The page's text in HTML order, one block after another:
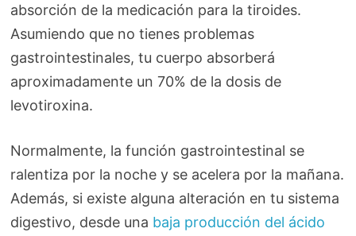
absorción de la medicación para la tiroides.
Asumiendo que no tienes problemas
gastrointestinales, tu cuerpo absorberá
aproximadamente un 70% de la dosis de
levotiroxina.
Normalmente, la función gastrointestinal se
ralentiza por la noche y se acelera por la mañana.
Además, si existe alguna alteración en tu sistema
digestivo, desde una baja producción del ácido